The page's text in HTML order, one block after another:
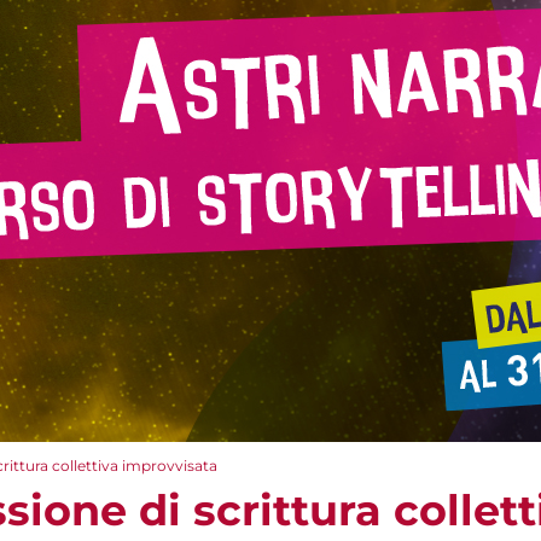
collettiva improvvisata
di scrittura